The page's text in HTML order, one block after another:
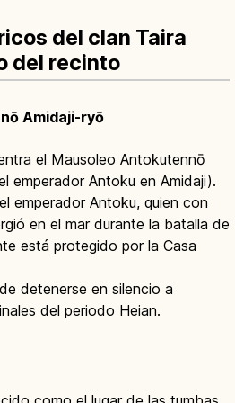
del clan Taira
del recinto
Amidaji-ryō
el Mausoleo Antokutennō
emperador Antoku en Amidaji).
emperador Antoku, quien con
en el mar durante la batalla de
está protegido por la Casa
detenerse en silencio a
del periodo Heian.